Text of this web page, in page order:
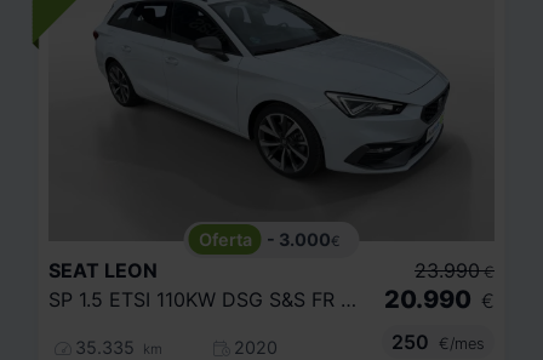
- 3.000€
SEAT LEON
SP 1.5 ETSI 110KW DSG S&S FR GO XL
35.335 km
2020
23.990 €
20.990 €
250
€/mes